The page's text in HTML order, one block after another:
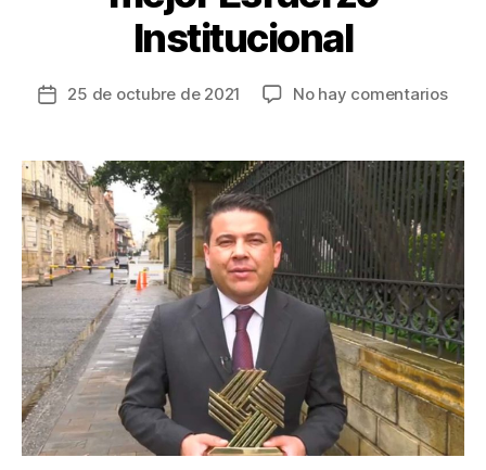
Institucional
Fecha
entrada
25 de octubre de 2021 No hay comentariosen
el
de